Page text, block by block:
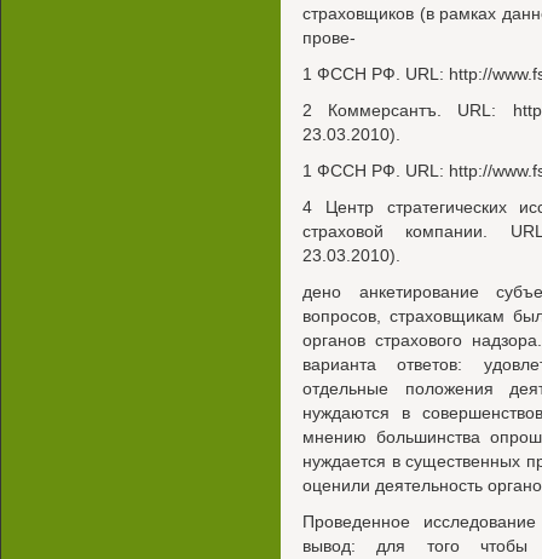
страховщиков (в рамках
прове-
1 ФССН РФ. URL: http://
2 Коммерсантъ. URL:
23.03.2010).
1 ФССН РФ. URL: http://
4 Центр стратегических
страховой компании.
23.03.2010).
дено анкетирование
вопросов, страховщикам
органов страхового
варианта ответов:
отдельные положения
нуждаются в
мнению большинства
нуждается в существенных
оценили деятельность
Проведенное
вывод: для того чтобы